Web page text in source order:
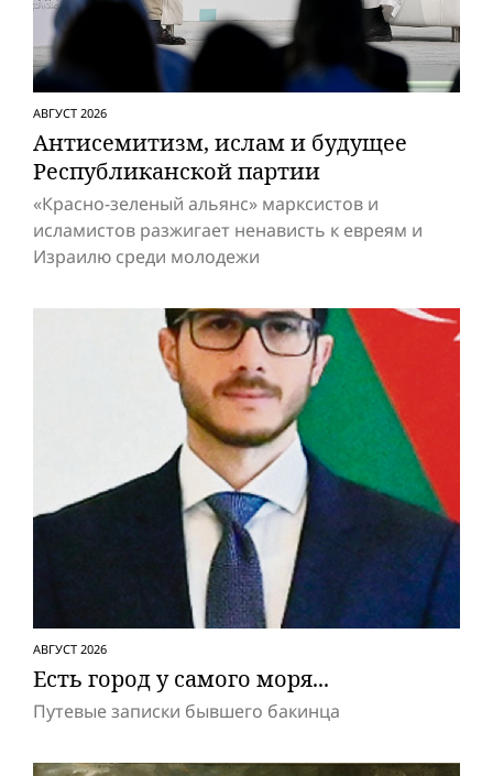
АВГУСТ 2026
Антисемитизм, ислам и будущее
Респуб­ликанской партии
«Красно-зеленый альянс» марксистов и
исламистов разжигает ненависть к евреям и
Израилю среди молодежи
АВГУСТ 2026
Есть город у самого моря...
Путевые записки бывшего бакинца